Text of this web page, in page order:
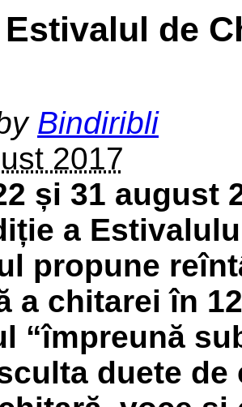
de
Bindiribli
2017
și 31 august
a
propune
a chitarei în
“împreună
duete